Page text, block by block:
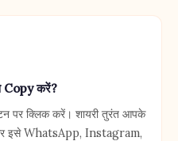
Copy करें?
पर क्लिक करें। शायरी तुरंत आपके
इसे WhatsApp, Instagram,